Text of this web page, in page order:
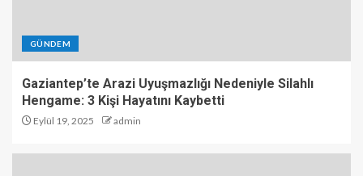
GÜNDEM
Gaziantep’te Arazi Uyuşmazlığı Nedeniyle Silahlı
Hengame: 3 Kişi Hayatını Kaybetti
Eylül 19, 2025 admin